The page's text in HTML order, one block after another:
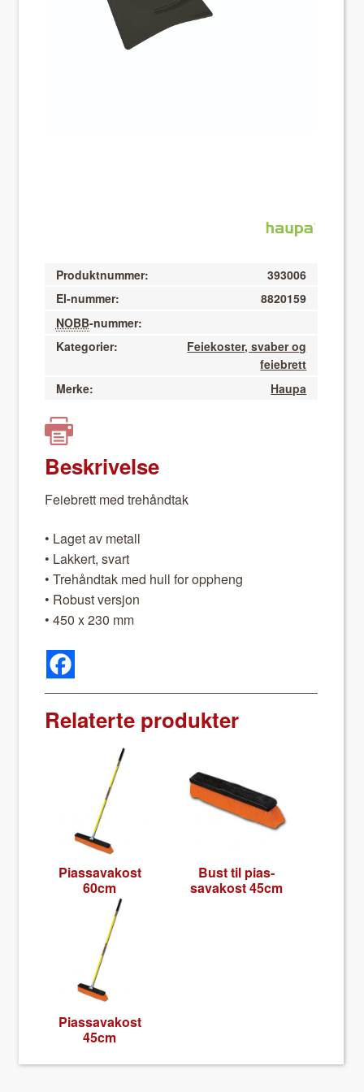
About VIX
Produktnummer:
393006
El-nummer:
8820159
NOBB-nummer:
Kategorier:
Feiekoster, svaber og
feiebrett
Merke:
Haupa
Beskrivelse
Feiebrett med tre­hånd­tak
• Laget av met­all
• Lakkert, svart
• Tre­hånd­tak med hull for oppheng
• Robust ver­sjon
• 450 x 230 mm
Relaterte produkter
Pias­savakost
60cm
Bust til pias­
savakost 45cm
Pias­savakost
45cm